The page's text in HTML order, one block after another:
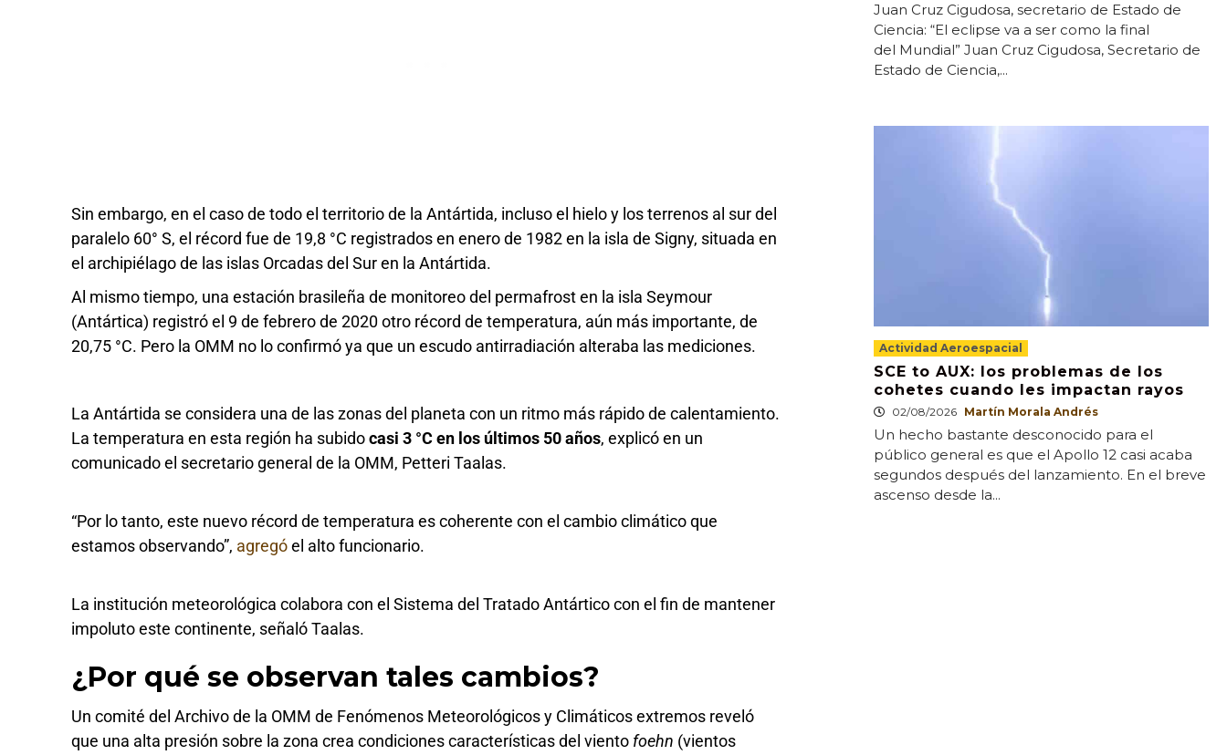
Sin embargo, en el caso de todo el territorio de la Antártida, incluso el hielo y los terrenos al sur del
paralelo 60° S, el récord fue de 19,8 °C registrados en enero de 1982 en la isla de Signy, situada en
el archipiélago de las islas Orcadas del Sur en la Antártida.
Al mismo tiempo, una estación brasileña de monitoreo del permafrost en la isla Seymour
(Antártica) registró el 9 de febrero de 2020 otro récord de temperatura, aún más importante, de
20,75 °C. Pero la OMM no lo confirmó ya que un escudo antirradiación alteraba las mediciones.
La Antártida se considera una de las zonas del planeta con un ritmo más rápido de calentamiento.
La temperatura en esta región ha subidocasi 3 °C en los últimos 50 años, explicó en un
comunicado el secretario general de la OMM, Petteri Taalas.
“Por lo tanto, este nuevo récord de temperatura es coherente con el cambio climático que
estamos observando”, agregóel alto funcionario.
La institución meteorológica colabora con el Sistema del Tratado Antártico con el fin de mantener
impoluto este continente, señaló Taalas.
¿Por qué se observan tales cambios?
Un comité del Archivo de la OMM de Fenómenos Meteorológicos y Climáticos extremos reveló
que una alta presión sobre la zona crea condiciones características del viento foehn (vientos
Juan Cruz Cigudosa, secretario de Estado de
Ciencia: “El eclipse va a ser como la final
del Mundial” Juan Cruz Cigudosa, Secretario de
Estado de Ciencia,...
Actividad Aeroespacial
SCE to AUX: los problemas de los
cohetes cuando les impactan rayos
02/08/2026 Martín Morala Andrés
Un hecho bastante desconocido para el
público general es que el Apollo 12 casi acaba
segundos después del lanzamiento. En el breve
ascenso desde la...